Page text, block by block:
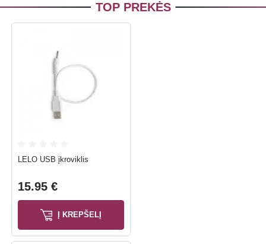
TOP PREKĖS
LELO USB įkroviklis
15.95 €
Į KREPŠELĮ